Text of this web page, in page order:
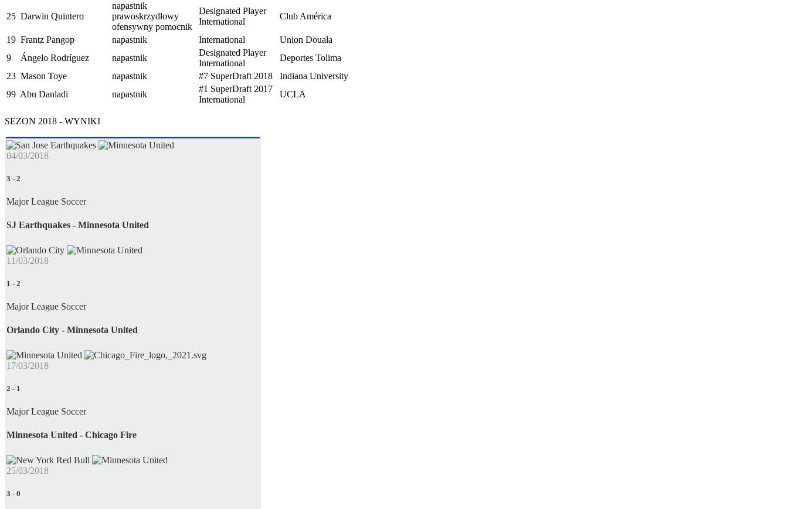
25 Darwin Quintero
napastnik
prawoskrzydłowy
ofensywny pomocnik
Designated Player
International
Club América
19 Frantz Pangop napastnik International
Union Douala
9
Ángelo Rodríguez napastnik
Designated Player
International
Deportes Tolima
23 Mason Toye napastnik #7 SuperDraft 2018
Indiana University
99 Abu Danladi napastnik
#1 SuperDraft 2017
International
UCLA
SEZON 2018 - WYNIKI
04/03/2018
3 - 2
Major League Soccer
SJ Earthquakes - Minnesota United
11/03/2018
1 - 2
Major League Soccer
Orlando City - Minnesota United
17/03/2018
2 - 1
Major League Soccer
Minnesota United - Chicago Fire
25/03/2018
3 - 0